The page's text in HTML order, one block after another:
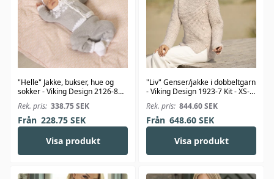
"Helle" Jakke, bukser, hue og
sokker - Viking Design 2126-8
Kit - 1-24 Mdr. - Viking Bambino
Rek. pris: 338.75SEK
Från 228.75SEK
Visa produkt
"Liv" Genser/jakke i dobbeltgarn
- Viking Design 1923-7 Kit - XS-
XXL - Viking Alpaca Bris
Rek. pris: 844.60SEK
Från 648.60SEK
Visa produkt